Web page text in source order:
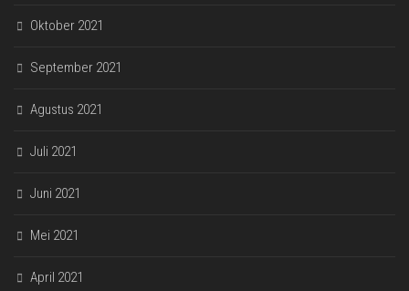
Oktober 2021
September 2021
Agustus 2021
Juli 2021
Juni 2021
Mei 2021
April 2021